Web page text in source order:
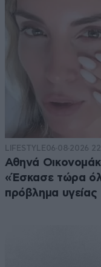
LIFESTYLE06·08·2026
Αθηνά
«Έσκασε τώρα
πρόβλημα υγείας